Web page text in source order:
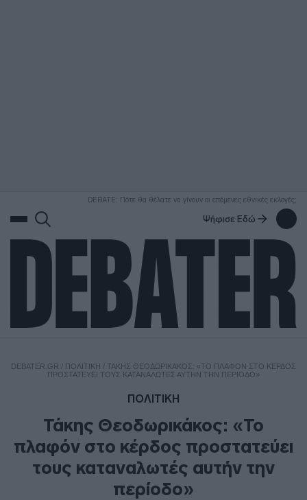
DEBATE: Πότε θα θέλατε να γίνουν οι επόμενες εθνικές εκλογές;
Ψήφισε Εδώ
DEBATER.GR / ΠΟΛΙΤΙΚΗ / ΤΆΚΗΣ ΘΕΟΔΩΡΙΚΆΚΟΣ: «ΤΟ ΠΛΑΦΌΝ ΣΤΟ ΚΈΡΔΟΣ
ΠΡΟΣΤΑΤΕΎΕΙ ΤΟΥΣ ΚΑΤΑΝΑΛΩΤΈΣ ΑΥΤΉΝ ΤΗΝ ΠΕΡΊΟΔΟ»
ΠΟΛΙΤΙΚΗ
Τάκης Θεοδωρικάκος: «Το
πλαφόν στο κέρδος προστατεύει
τους καταναλωτές αυτήν την
περίοδο»